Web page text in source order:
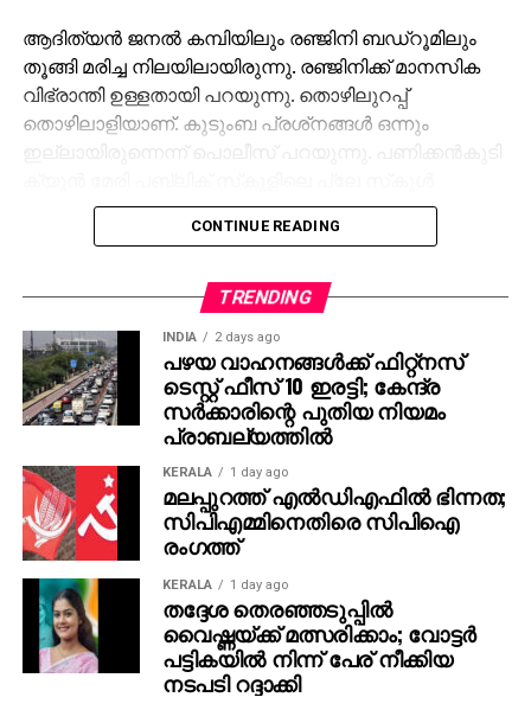
ആദിത്യന്‍ ജനല്‍ കമ്പിയിലും രഞ്ജിനി ബഡ്‌റൂമിലും
തൂങ്ങി മരിച്ച നിലയിലായിരുന്നു. രഞ്ജിനിക്ക് മാനസിക
വിഭ്രാന്തി ഉള്ളതായി പറയുന്നു. തൊഴിലുറപ്പ്
തൊഴിലാളിയാണ്. കുടുംബ പ്രശ്‌നങ്ങള്‍ ഒന്നും
ഇല്ലായിരുന്നെന്ന് പൊലീസ് പറയുന്നു. പണിക്കന്‍കുടി
വിദ്യാര്‍ഥിയാണ് മരിച്ച ആദിത്യന്‍. മൃതദേഹം അടിമാലി
താലൂക്ക് ആശുപത്രി മോര്‍ച്ചറിയില്‍.
രഞ്ജിനിയുടെ മൃതദേഹം ഇന്‍ക്വസ്റ്റിനു ശേഷം
പോസ്റ്റ്‌മോര്‍ട്ടത്തിനായി ആശുപത്രിയിലേക്ക് മാറ്റുമെന്ന്
വെള്ളത്തൂവല്‍ പൊലീസ് പറഞ്ഞു. ഇടുക്കി ഡിവൈ.
എസ്.പി. രാജന്‍ അരമന, വെള്ളത്തൂവല്‍ എസ്.എച്ച്.ഒ
അജിത്ത് കുമാര്‍ എന്നിവരുടെ നേതൃത്വത്തില്‍
പൊലീസ് സംഘം സംഭവ സ്ഥലത്തുണ്ട്.
CONTINUE READING
TRENDING
INDIA 2 days ago
പഴയ വാഹനങ്ങള്‍ക്ക് ഫിറ്റ്‌നസ്
ടെസ്റ്റ് ഫീസ് 10 ഇരട്ടി; കേന്ദ്ര
സര്‍ക്കാരിന്റെ പുതിയ നിയമം
പ്രാബല്യത്തില്‍
KERALA 1 day ago
മലപ്പുറത്ത് എല്‍ഡിഎഫില്‍ ഭിന്നത;
സിപിഎമ്മിനെതിരെ സിപിഐ
രംഗത്ത്
KERALA 1 day ago
തദ്ദേശ തെരഞ്ഞടുപ്പില്‍
വൈഷ്ണയ്ക്ക് മത്സരിക്കാം; വോട്ടര്‍
പട്ടികയില്‍ നിന്ന് പേര് നീക്കിയ
നടപടി റദ്ദാക്കി